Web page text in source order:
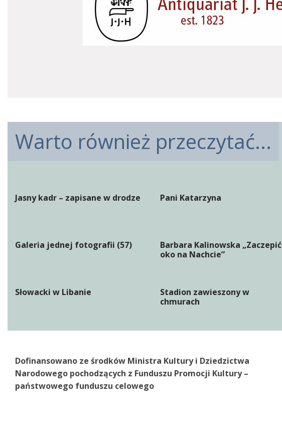
Warto również przeczytać...
Jasny kadr – zapisane w drodze Pani Katarzyna
Galeria jednej fotografii (57)
Barbara Kalinowska „Zaczepić
oko na Nachcie”
Słowacki w Libanie
Stadion zawieszony w
chmurach
Dofinansowano ze środków Ministra Kultury i Dziedzictwa
Narodowego pochodzących z Funduszu Promocji Kultury –
państwowego funduszu celowego